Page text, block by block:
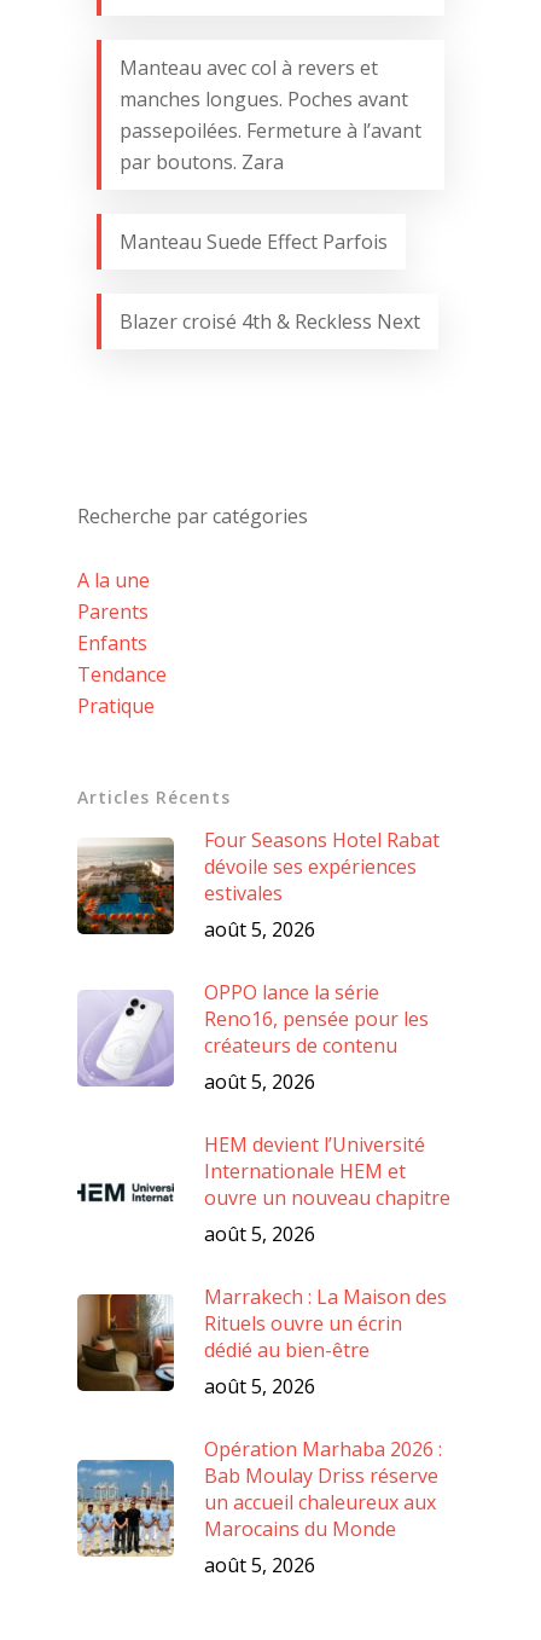
Manteau avec col à revers et
manches longues. Poches avant
passepoilées. Fermeture à l’avant
par boutons. Zara
Manteau Suede Effect Parfois
Blazer croisé 4th & Reckless Next
Recherche par catégories
A la une
Parents
Enfants
Tendance
Pratique
Articles Récents
Four Seasons Hotel Rabat
dévoile ses expériences
estivales
août 5, 2026
OPPO lance la série
Reno16, pensée pour les
créateurs de contenu
août 5, 2026
HEM devient l’Université
Internationale HEM et
ouvre un nouveau chapitre
août 5, 2026
Marrakech : La Maison des
Rituels ouvre un écrin
dédié au bien-être
août 5, 2026
Opération Marhaba 2026 :
Bab Moulay Driss réserve
un accueil chaleureux aux
Marocains du Monde
août 5, 2026